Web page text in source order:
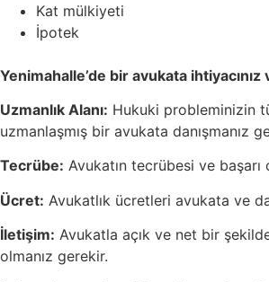
Kat mülkiyeti
İpotek
Yenimahalle’de bir avukata
Uzmanlık Alanı: Hukuki probleminizin
uzmanlaşmış bir avukata danışmanız
Tecrübe: Avukatın tecrübesi ve
Ücret: Avukatlık ücretleri avukata ve
İletişim: Avukatla açık ve net bir
olmanız gerekir.